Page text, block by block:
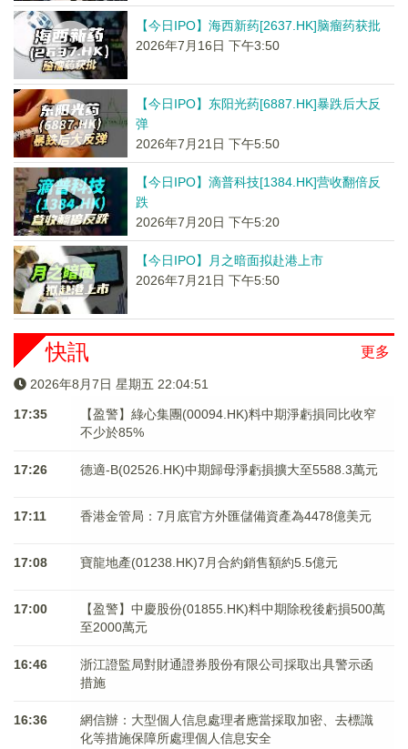
【今日IPO】海西新药[2637.HK]脑瘤药获批
2026年7月16日 下午3:50
【今日IPO】东阳光药[6887.HK]暴跌后大反
弹
2026年7月21日 下午5:50
【今日IPO】滴普科技[1384.HK]营收翻倍反
跌
2026年7月20日 下午5:20
【今日IPO】月之暗面拟赴港上市
2026年7月21日 下午5:50
更多
快訊
2026年8月7日 星期五 22:04:51
17:35
【盈警】綠心集團(00094.HK)料中期淨虧損同比收窄
不少於85%
17:26 德適-B(02526.HK)中期歸母淨虧損擴大至5588.3萬元
17:11 香港金管局：7月底官方外匯儲備資產為4478億美元
17:08 寶龍地產(01238.HK)7月合約銷售額約5.5億元
17:00
【盈警】中慶股份(01855.HK)料中期除稅後虧損500萬
至2000萬元
16:46
浙江證監局對財通證券股份有限公司採取出具警示函
措施
16:36
網信辦：大型個人信息處理者應當採取加密、去標識
化等措施保障所處理個人信息安全